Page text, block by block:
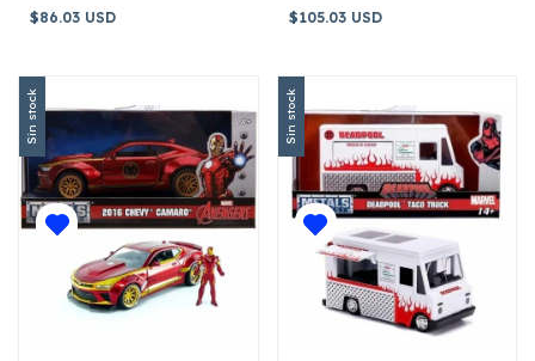
$86.03 USD
ESCALA 1:24
$105.03 USD
Sin stock Sin stock